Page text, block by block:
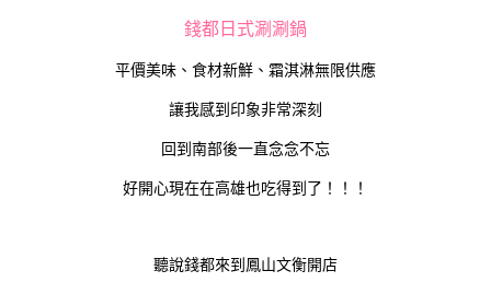
錢都日式涮涮鍋
平價美味、食材新鮮、霜淇淋無限供應
讓我感到印象非常深刻
回到南部後一直念念不忘
好開心現在在高雄也吃得到了！！！
聽說錢都來到鳳山文衡開店